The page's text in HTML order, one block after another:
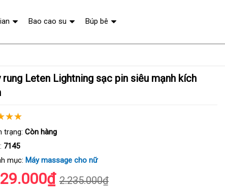
trạng: Còn hàng
7145
mục: Máy massage cho nữ
2.235.000₫
Bao cao su Búp bê